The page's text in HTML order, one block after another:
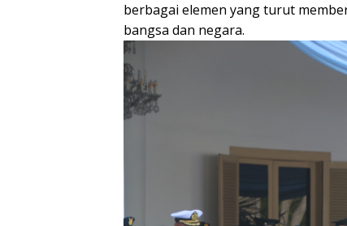
berbagai elemen yang turut
bangsa dan negara.